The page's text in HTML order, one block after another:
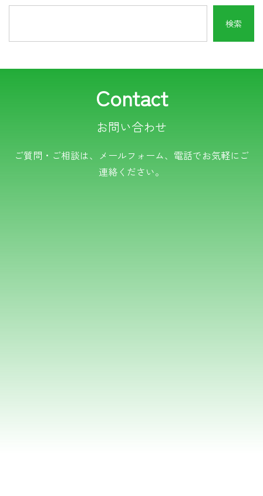
Contact
お問い合わせ
ご質問・ご相談は、メールフォーム、電話でお気軽にご
連絡ください。
電話でのお問い合わせ